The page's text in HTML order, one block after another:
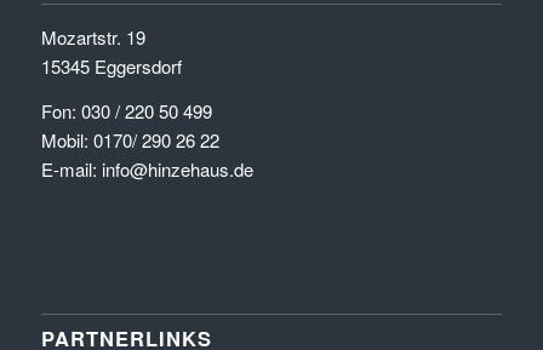
Mozartstr. 19
15345 Eggersdorf
Fon: 030 / 220 50 499
Mobil: 0170/ 290 26 22
E-mail: info@hinzehaus.de
PARTNERLINKS